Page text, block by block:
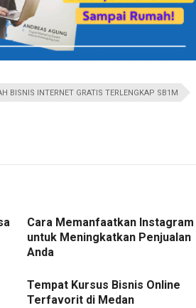
BISNIS INTERNET GRATIS TERLENGKAP SB1M
Cara Memanfaatkan Instagram
untuk Meningkatkan Penjualan
Anda
Tempat Kursus Bisnis Online
Terfavorit di Medan